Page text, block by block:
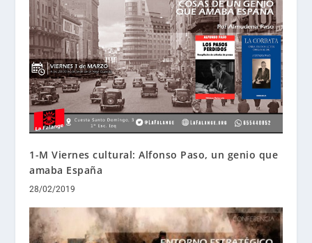
1-M Viernes cultural: Alfonso Paso, un genio que
amaba España
28/02/2019